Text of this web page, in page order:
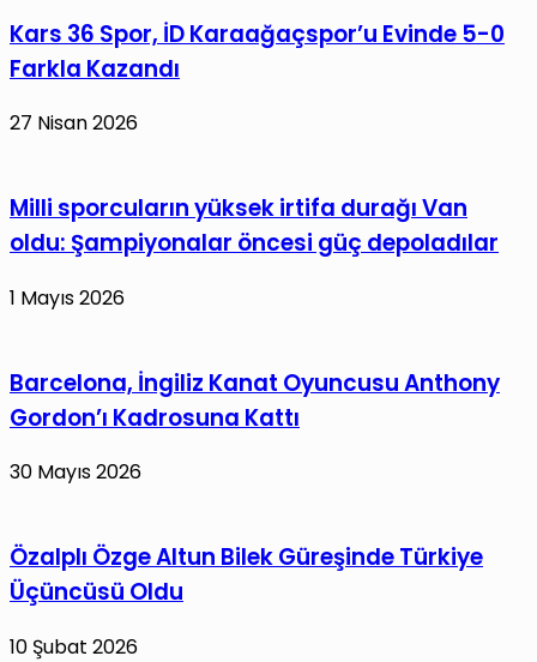
Kars 36 Spor, İD Karaağaçspor’u Evinde 5-0
Farkla Kazandı
27 Nisan 2026
Milli sporcuların yüksek irtifa durağı Van
oldu: Şampiyonalar öncesi güç depoladılar
1 Mayıs 2026
Barcelona, İngiliz Kanat Oyuncusu Anthony
Gordon’ı Kadrosuna Kattı
30 Mayıs 2026
Özalplı Özge Altun Bilek Güreşinde Türkiye
Üçüncüsü Oldu
10 Şubat 2026